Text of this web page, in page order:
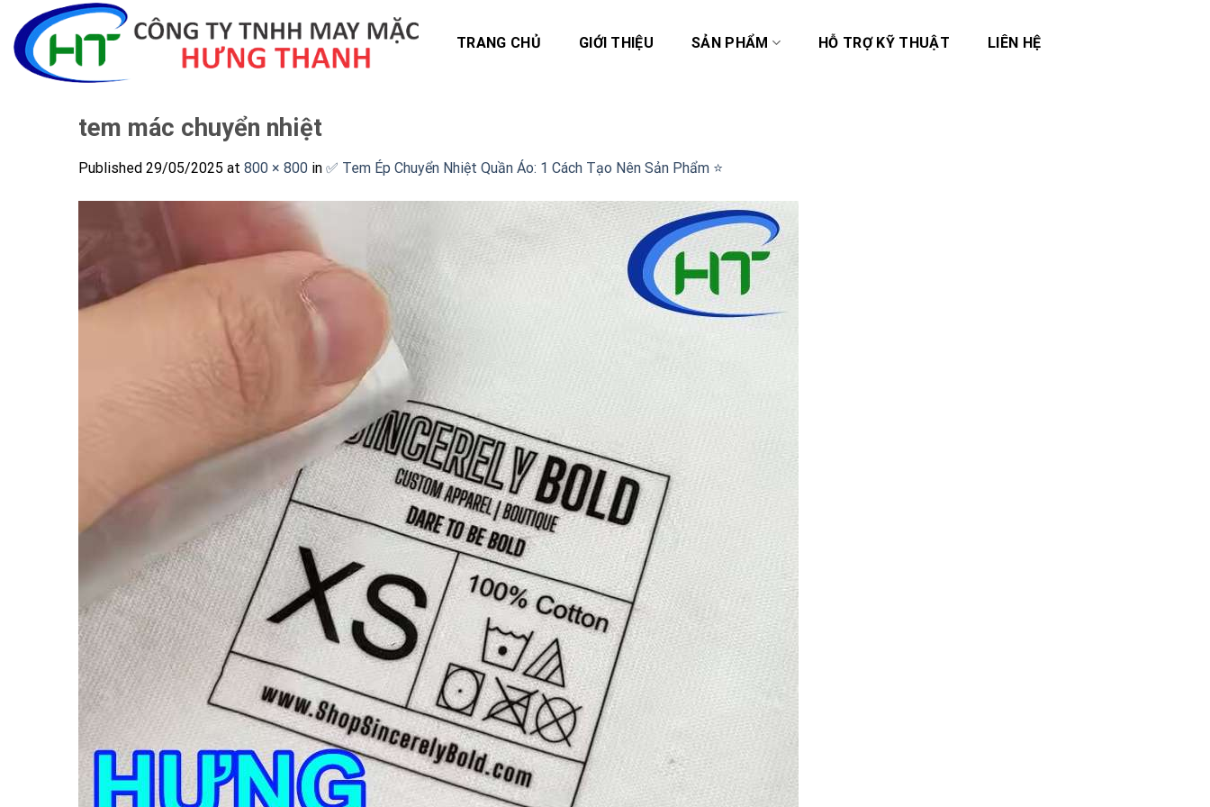
content
TRANG CHỦ GIỚI THIỆU SẢN PHẨM HỖ TRỢ KỸ THUẬT LIÊN HỆ
tem mác chuyển nhiệt
Published 29/05/2025 at 800 × 800 in ✅ Tem Ép Chuyển Nhiệt Quần Áo: 1 Cách Tạo Nên Sản Phẩm ⭐️